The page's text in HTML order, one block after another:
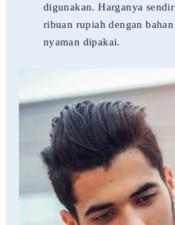
digunakan. Harganya
ribuan rupiah dengan
nyaman dipakai.